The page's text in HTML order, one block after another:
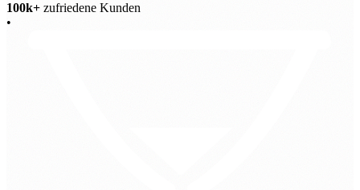
100k+ zufriedene Kunden
•